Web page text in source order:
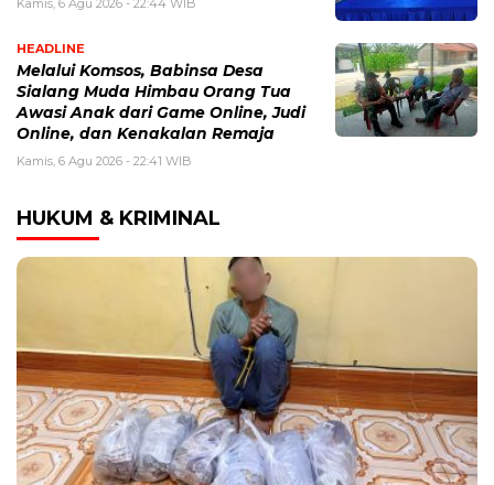
Kamis, 6 Agu 2026 - 22:44 WIB
HEADLINE
Melalui Komsos, Babinsa Desa
Sialang Muda Himbau Orang Tua
Awasi Anak dari Game Online, Judi
Online, dan Kenakalan Remaja
Kamis, 6 Agu 2026 - 22:41 WIB
HUKUM & KRIMINAL